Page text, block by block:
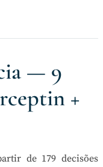
— 9
+
de 179 decisões